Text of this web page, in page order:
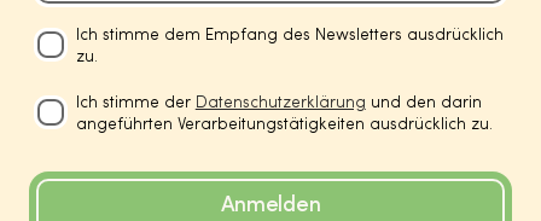
Ich stimme dem Empfang des Newsletters ausdrücklich
zu.
Ich stimme der Datenschutzerklärung und den darin
angeführten Verarbeitungstätigkeiten ausdrücklich zu.
Anmelden